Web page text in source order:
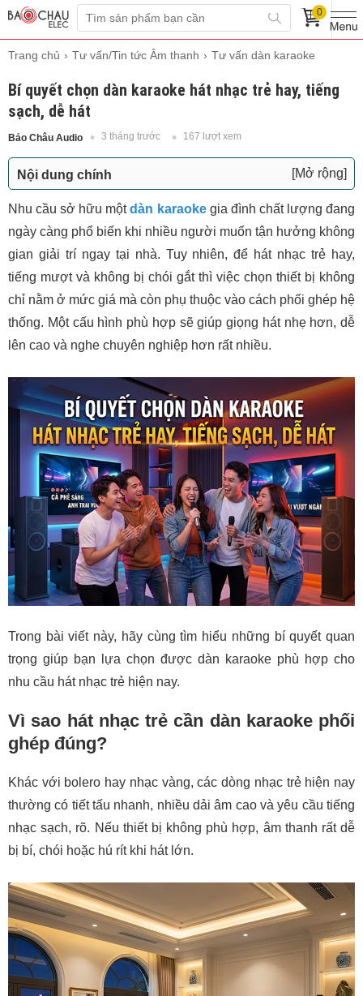
0
Trang chủ Tư vấn/Tin tức Âm thanh Tư vấn dàn karaoke
Bí quyết chọn dàn karaoke hát nhạc trẻ hay, tiếng
sạch, dễ hát
Bảo Châu Audio 3 tháng trước 167 lượt xem
Nội dung chính [Mở rộng]
Vì sao hát nhạc trẻ cần dàn karaoke phối ghép
đúng?
Ưu tiên micro dễ hát, chống hú tốt
Vang số quyết định độ mượt của hệ thống
Không nên chạy theo công suất quá lớn
Mua dàn karaoke gia đình chính hãng tại Bảo
Châu Elec
Nhu cầu sở hữu mộtdàn karaokegia đình chất lượng đang
ngày càng phổ biến khi nhiều người muốn tận hưởng không
gian giải trí ngay tại nhà. Tuy nhiên, để hát nhạc trẻ hay,
tiếng mượt và không bị chói gắt thì việc chọn thiết bị không
chỉ nằm ở mức giá mà còn phụ thuộc vào cách phối ghép hệ
thống. Một cấu hình phù hợp sẽ giúp giọng hát nhẹ hơn, dễ
lên cao và nghe chuyên nghiệp hơn rất nhiều.
Trong bài viết này, hãy cùng tìm hiểu những bí quyết quan
trọng giúp bạn lựa chọn được dàn karaoke phù hợp cho
nhu cầu hát nhạc trẻ hiện nay.
Vì sao hát nhạc trẻ cần dàn karaoke phối
ghép đúng?
Khác với bolero hay nhạc vàng, các dòng nhạc trẻ hiện nay
thường có tiết tấu nhanh, nhiều dải âm cao và yêu cầu tiếng
nhạc sạch, rõ. Nếu thiết bị không phù hợp, âm thanh rất dễ
bị bí, chói hoặc hú rít khi hát lớn.